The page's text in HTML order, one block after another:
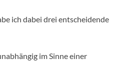
ich dabei drei entscheidende
im Sinne einer